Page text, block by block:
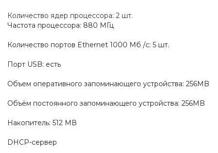
Количество ядер процессора: 2 шт.
Частота процессора: 880 МГц
Количество портов Ethernet 1000 Мб /с: 5 шт.
Порт USB: есть
Объем оперативного запоминающего устройства: 256MB
Объём постоянного запоминающего устройства: 256MB
Накопитель: 512 МВ
DHCP-сервер